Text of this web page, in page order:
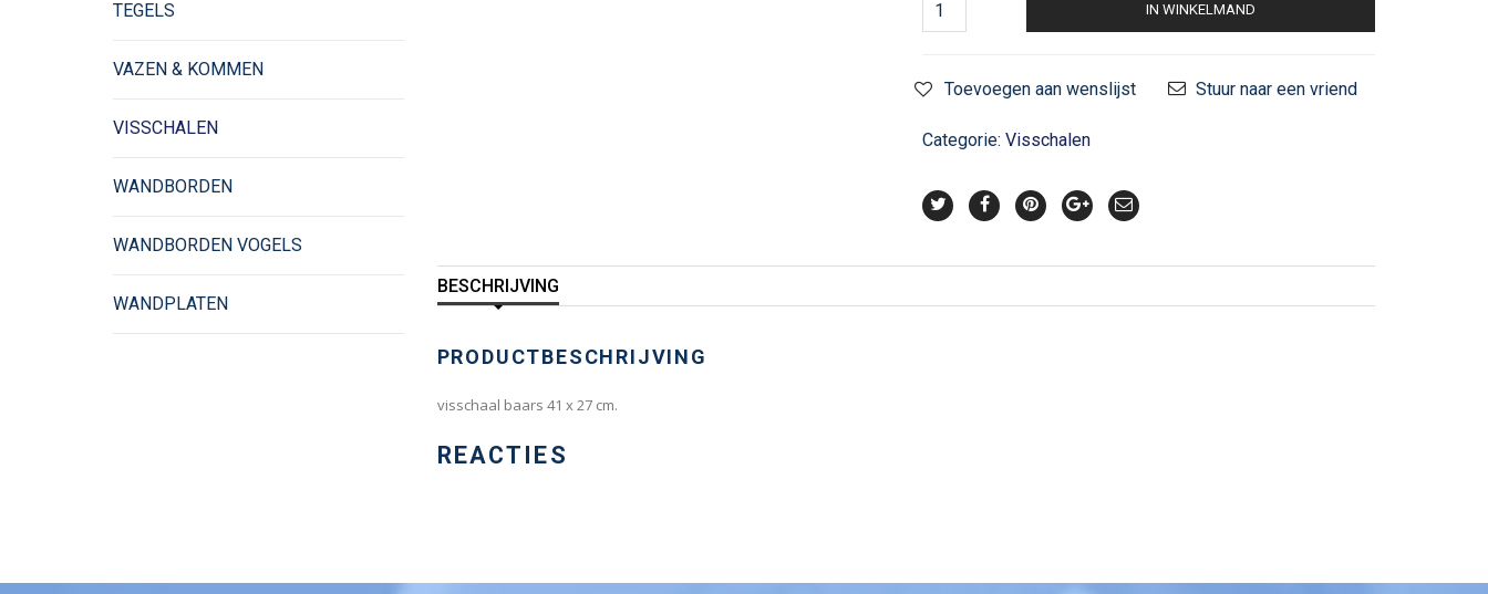
IN WINKELMAND
Toevoegen aan wenslijst Stuur naar een vriend
Categorie:Visschalen
BESCHRIJVING
PRODUCTBESCHRIJVING
visschaal baars 41 x 27 cm.
REACTIES
TEGELS
VAZEN & KOMMEN
VISSCHALEN
WANDBORDEN
WANDBORDEN VOGELS
WANDPLATEN